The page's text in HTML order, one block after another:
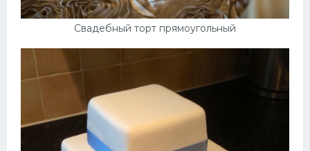
Свадебный торт прямоугольный